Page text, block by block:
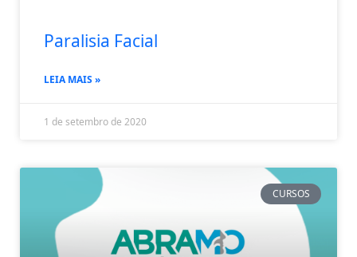
Paralisia Facial
LEIA MAIS »
1 de setembro de 2020
CURSOS